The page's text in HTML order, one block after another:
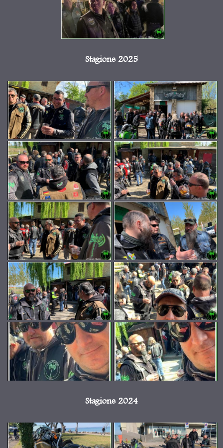
Stagione 2025
Stagione 2024